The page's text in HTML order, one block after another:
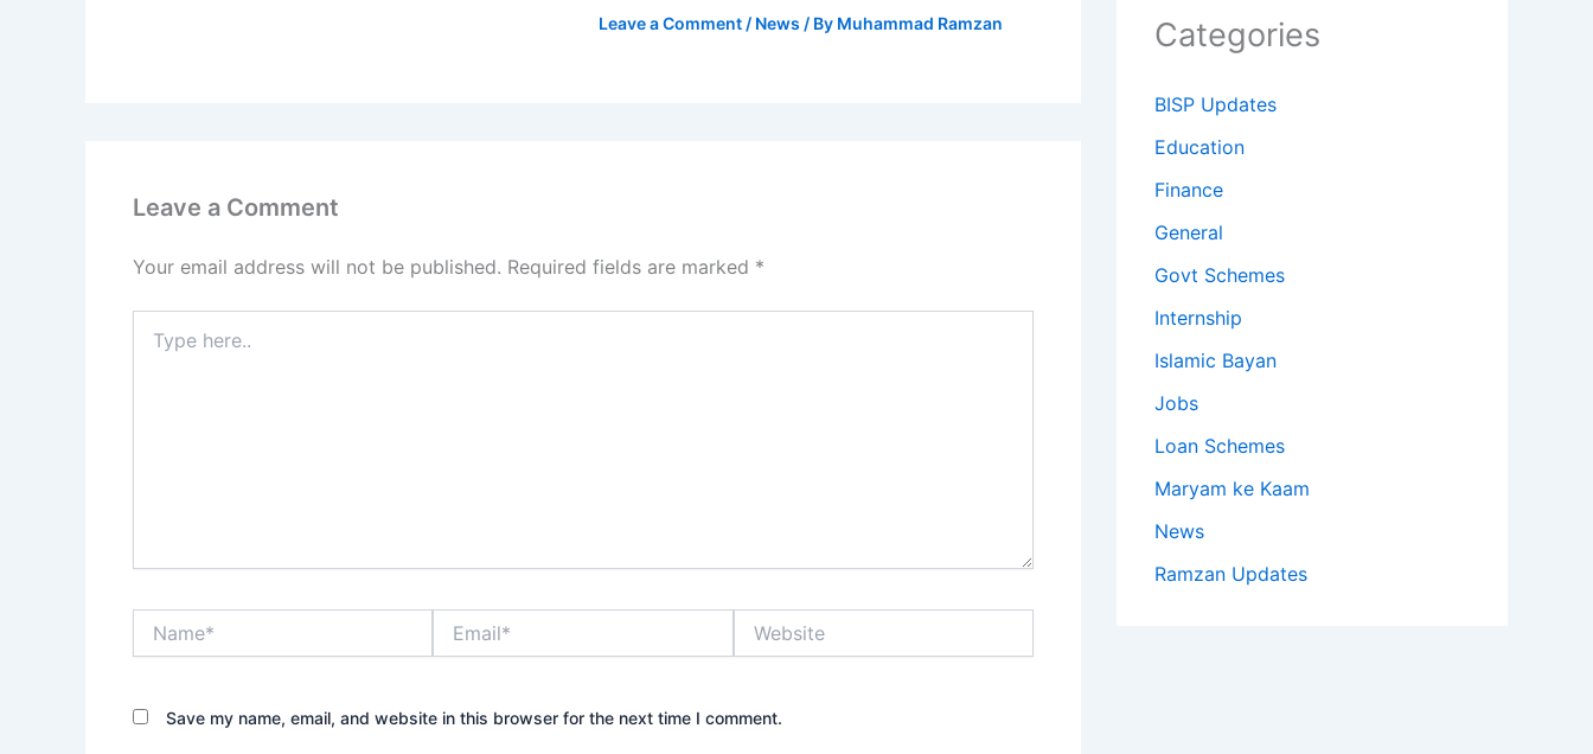
Leave a Comment / News / By Muhammad Ramzan
Leave a Comment
Your email address will not be published. Required fields are marked *
here..
Save my name, email, and website in this browser for the next time I comment.
Categories
BISP Updates
Education
Finance
General
Govt Schemes
Internship
Islamic Bayan
Jobs
Loan Schemes
Maryam ke Kaam
News
Ramzan Updates